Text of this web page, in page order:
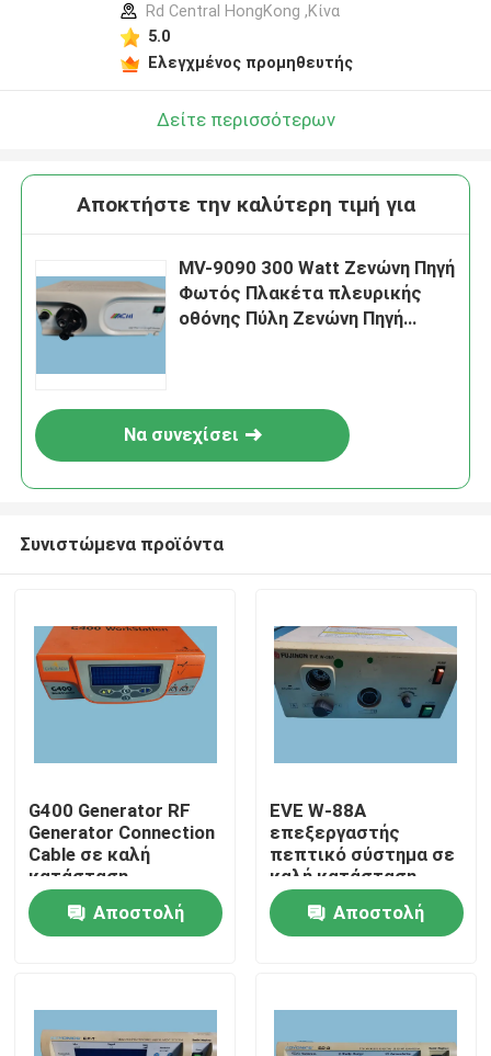
Σπίτι
Προϊόντα
Rd Central HongKong ,Κίνα
5.0
Ελεγχμένος προμηθευτής
Δείτε περισσότερων
Αποκτήστε την καλύτερη τιμή για
MV-9090 300 Watt Ζενώνη Πηγή
Φωτός Πλακέτα πλευρικής
οθόνης Πύλη Ζενώνη Πηγή
Να συνεχίσει
Συνιστώμενα προϊόντα
G400 Generator RF
Generator Connection
Cable σε καλή
κατάσταση
Αποστολή
EVE W-88A
επεξεργαστής
πεπτικό σύστημα σε
καλή κατάσταση
επεξεργαστής
ενδοσκόπησης
Αποστολή